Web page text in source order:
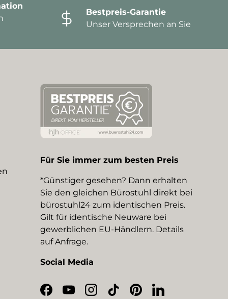
Bestpreis-Garantie
Unser Versprechen an Sie
Für Sie immer zum besten Preis
*Günstiger gesehen? Dann erhalten
Sie den gleichen Bürostuhl direkt bei
bürostuhl24 zum identischen Preis.
Gilt für identische Neuware bei
gewerblichen EU-Händlern. Details
auf Anfrage.
Social Media
Facebook
YouTubeInstagram
TikTokPinterestLinkedIn